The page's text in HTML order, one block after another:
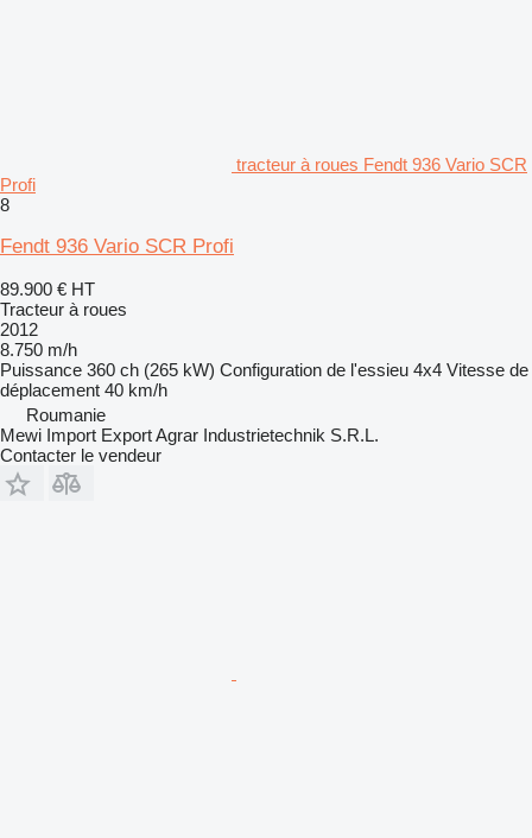
tracteur à roues Fendt 936 Vario SCR
Profi
8
Fendt 936 Vario SCR Profi
89.900 € HT
Tracteur à roues
2012
8.750 m/h
Puissance 360 ch (265 kW) Configuration de l'essieu 4x4 Vitesse de
déplacement 40 km/h
Roumanie
Mewi Import Export Agrar Industrietechnik S.R.L.
Contacter le vendeur